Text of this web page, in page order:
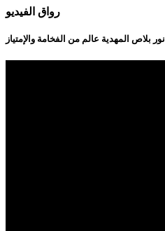
رواق الفيديو
نور بلاص المهدية عالم من الفخامة والإمتياز